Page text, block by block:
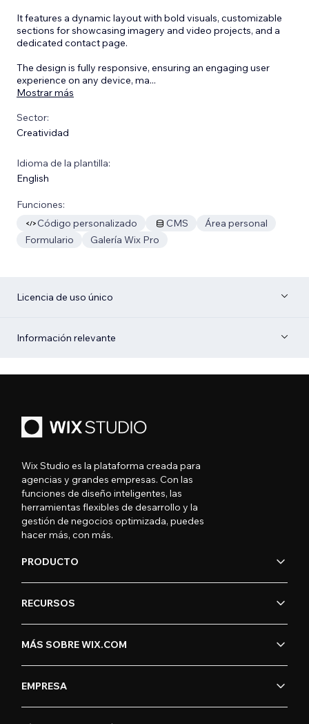
It features a dynamic layout with bold visuals, customizable
sections for showcasing imagery and video projects, and a
dedicated contact page.
The design is fully responsive, ensuring an engaging user
experience on any device, ma...
Mostrar más
Sector:
Creatividad
Idioma de la plantilla:
English
Funciones:
Código personalizado
CMS
Área personal
Formulario
Galería Wix Pro
Licencia de uso único
Información relevante
Wix Studio es la plataforma creada para
agencias y grandes empresas. Con las
funciones de diseño inteligentes, las
herramientas flexibles de desarrollo y la
gestión de negocios optimizada, puedes
hacer más, con más.
PRODUCTO
RECURSOS
MÁS SOBRE WIX.COM
EMPRESA